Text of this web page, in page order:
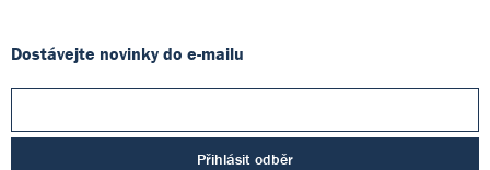
Dostávejte novinky do e-mailu
Přihlásit odběr